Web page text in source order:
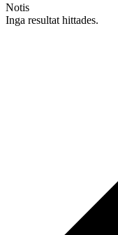
Notis
Inga resultat hittades.